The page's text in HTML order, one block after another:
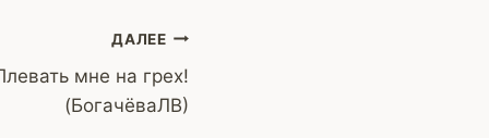
ДАЛЕЕ
мне на грех!
(БогачёваЛВ)